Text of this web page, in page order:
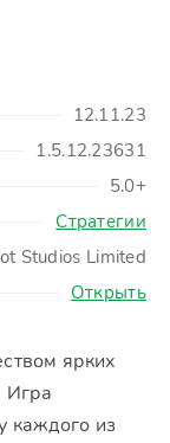
12.11.23
1.5.12.23631
5.0+
Стратегии
Studios Limited
Открыть
ярких
Игра
каждого из